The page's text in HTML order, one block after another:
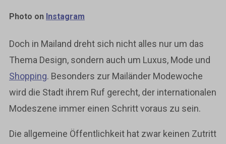
Photo on Instagram
Doch in Mailand dreht sich nicht alles nur um das
Thema Design, sondern auch um Luxus, Mode und
Shopping. Besonders zur Mailänder Modewoche
wird die Stadt ihrem Ruf gerecht, der internationalen
Modeszene immer einen Schritt voraus zu sein.
Die allgemeine Öffentlichkeit hat zwar keinen Zutritt